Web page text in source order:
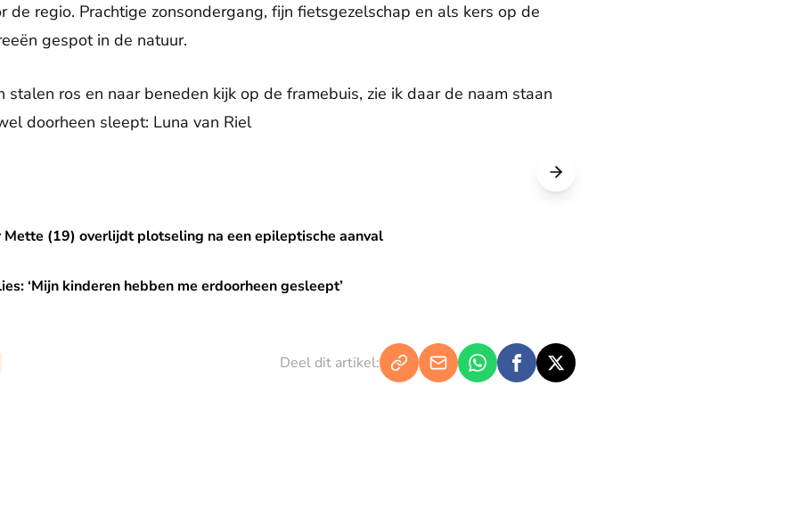
de regio. Prachtige zonsondergang, fijn fietsgezelschap en als kers op de
gespot in de natuur.
stalen ros en naar beneden kijk op de framebuis, zie ik daar de naam staan
doorheen sleept: Luna van Riel
Mette (19) overlijdt plotseling na een epileptische aanval
plotseling na een epileptische aanval
‘Mijn kinderen hebben me erdoorheen gesleept’
hebben me erdoorheen gesleept’
Deel dit artikel: